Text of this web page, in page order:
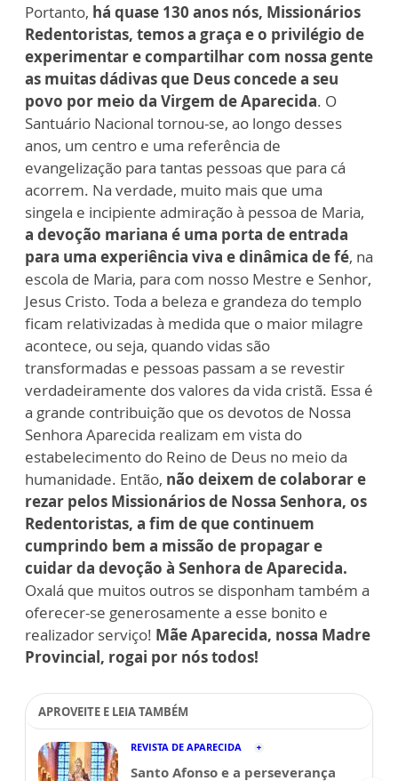
Portanto, há quase 130 anos nós, Missionários
Redentoristas, temos a graça e o privilégio de
experimentar e compartilhar com nossa gente
as muitas dádivas que Deus concede a seu
povo por meio da Virgem de Aparecida. O
Santuário Nacional tornou-se, ao longo desses
anos, um centro e uma referência de
evangelização para tantas pessoas que para cá
acorrem. Na verdade, muito mais que uma
singela e incipiente admiração à pessoa de Maria,
a devoção mariana é uma porta de entrada
para uma experiência viva e dinâmica de fé, na
escola de Maria, para com nosso Mestre e Senhor,
Jesus Cristo. Toda a beleza e grandeza do templo
ficam relativizadas à medida que o maior milagre
acontece, ou seja, quando vidas são
transformadas e pessoas passam a se revestir
verdadeiramente dos valores da vida cristã. Essa é
a grande contribuição que os devotos de Nossa
Senhora Aparecida realizam em vista do
estabelecimento do Reino de Deus no meio da
humanidade. Então, não deixem de colaborar e
rezar pelos Missionários de Nossa Senhora, os
Redentoristas, a fim de que continuem
cumprindo bem a missão de propagar e
cuidar da devoção à Senhora de Aparecida.
Oxalá que muitos outros se disponham também a
oferecer-se generosamente a esse bonito e
realizador serviço! Mãe Aparecida, nossa Madre
Provincial, rogai por nós todos!
APROVEITE E LEIA TAMBÉM
REVISTA DE APARECIDA
Santo Afonso e a perseverança